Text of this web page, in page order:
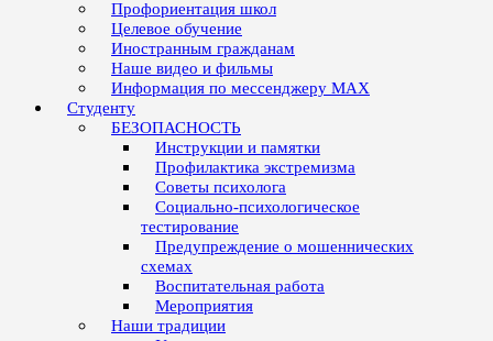
Профориентация школ
Целевое обучение
Иностранным гражданам
Наше видео и фильмы
Информация по мессенджеру MAX
Студенту
БЕЗОПАСНОСТЬ
Инструкции и памятки
Профилактика экстремизма
Советы психолога
Социально-психологическое
тестирование
Предупреждение о мошеннических
схемах
Воспитательная работа
Мероприятия
Наши традиции